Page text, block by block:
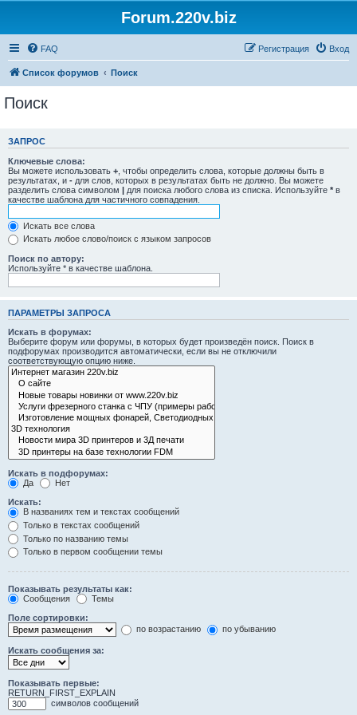
Forum.220v.biz
FAQ Вход
Регистрация
Список форумов Поиск
Поиск
ЗАПРОС
Ключевые слова:
Вы можете использовать + , чтобы определить слова, которые должны быть в
результатах, и - для слов, которых в результатах быть не должно. Вы можете
разделить слова символом | для поиска любого слова из списка. Используйте * в
качестве шаблона для частичного совпадения.
Искать все слова
Искать любое слово/поиск с языком запросов
Поиск по автору:
Используйте * в качестве шаблона.
ПАРАМЕТРЫ ЗАПРОСА
Искать в форумах:
Выберите форум или форумы, в которых будет произведён поиск. Поиск в
подфорумах производится автоматически, если вы не отключили
соответствующую опцию ниже.
Искать в подфорумах:
Да
Нет
Искать:
В названиях тем и текстах сообщений
Только в текстах сообщений
Только по названию темы
Только в первом сообщении темы
Показывать результаты как:
Сообщения
Темы
Поле сортировки:
по возрастанию
по убыванию
Искать сообщения за:
Показывать первые:
RETURN_FIRST_EXPLAIN
символов сообщений